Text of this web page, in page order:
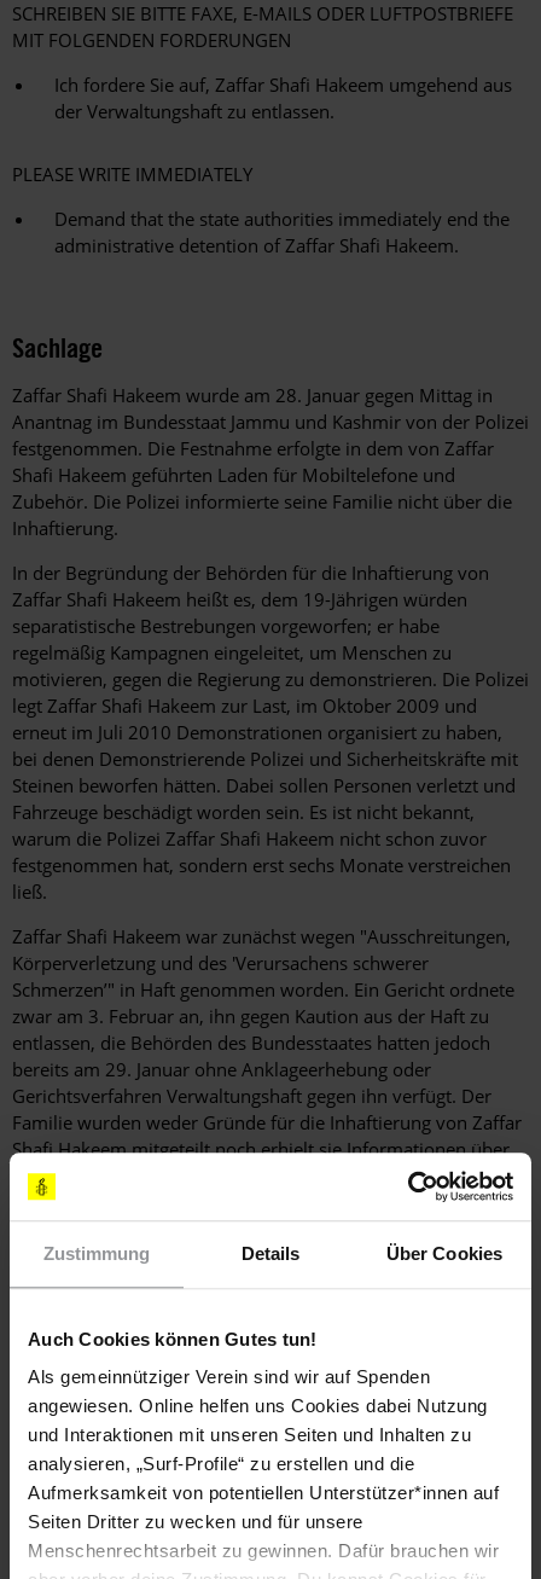
Zustimmung Details Über Cookies
Auch Cookies können Gutes tun!
Als gemeinnütziger Verein sind wir auf Spenden
angewiesen. Online helfen uns Cookies dabei Nutzung
und Interaktionen mit unseren Seiten und Inhalten zu
analysieren, „Surf-Profile“ zu erstellen und die
Aufmerksamkeit von potentiellen Unterstützer*innen auf
Seiten Dritter zu wecken und für unsere
Menschenrechtsarbeit zu gewinnen. Dafür brauchen wir
SCHREIBEN SIE BITTE FAXE, E-MAILS ODER LUFTPOSTBRIEFE
MIT FOLGENDEN FORDERUNGEN
Ich fordere Sie auf, Zaffar Shafi Hakeem umgehend aus
der Verwaltungshaft zu entlassen.
PLEASE WRITE IMMEDIATELY
Demand that the state authorities immediately end the
administrative detention of Zaffar Shafi Hakeem.
Sachlage
Zaffar Shafi Hakeem wurde am 28. Januar gegen Mittag in
Anantnag im Bundesstaat Jammu und Kashmir von der Polizei
festgenommen. Die Festnahme erfolgte in dem von Zaffar
Shafi Hakeem geführten Laden für Mobiltelefone und
Zubehör. Die Polizei informierte seine Familie nicht über die
Inhaftierung.
In der Begründung der Behörden für die Inhaftierung von
Zaffar Shafi Hakeem heißt es, dem 19-Jährigen würden
separatistische Bestrebungen vorgeworfen; er habe
regelmäßig Kampagnen eingeleitet, um Menschen zu
motivieren, gegen die Regierung zu demonstrieren. Die Polizei
legt Zaffar Shafi Hakeem zur Last, im Oktober 2009 und
erneut im Juli 2010 Demonstrationen organisiert zu haben,
bei denen Demonstrierende Polizei und Sicherheitskräfte mit
Steinen beworfen hätten. Dabei sollen Personen verletzt und
Fahrzeuge beschädigt worden sein. Es ist nicht bekannt,
warum die Polizei Zaffar Shafi Hakeem nicht schon zuvor
festgenommen hat, sondern erst sechs Monate verstreichen
ließ.
Zaffar Shafi Hakeem war zunächst wegen "Ausschreitungen,
Körperverletzung und des 'Verursachens schwerer
Schmerzen’" in Haft genommen worden. Ein Gericht ordnete
zwar am 3. Februar an, ihn gegen Kaution aus der Haft zu
entlassen, die Behörden des Bundesstaates hatten jedoch
bereits am 29. Januar ohne Anklageerhebung oder
Gerichtsverfahren Verwaltungshaft gegen ihn verfügt. Der
Familie wurden weder Gründe für die Inhaftierung von Zaffar
Shafi Hakeem mitgeteilt noch erhielt sie Informationen über
die fortgesetzte Verwaltungshaft.
Zaffar Shafi Hakeem wird nahezu 300 km entfernt von
seinem Zuhause im Bezirksgefängnis von Kathua (Kathua
Gefangenen erhoben worden. Insbesondere wird immer
wieder die mangelhafte medizinische Versorgung kritisiert.
[EMPFOHLENE AKTIONEN]
SCHREIBEN SIE BITTE FAXE, E-MAILS ODER LUFTPOSTBRIEFE
MIT FOLGENDEN FORDERUNGEN
Ich fordere Sie auf, Zaffar Shafi Hakeem umgehend aus
der Verwaltungshaft zu entlassen.